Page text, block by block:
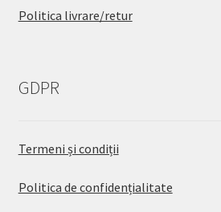
Politica livrare/retur
GDPR
Termeni și condiții
Politica de confidențialitate